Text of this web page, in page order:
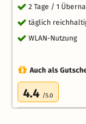
2 Tage / 1
täglich
WLAN-Nutzung
Auch als
4.4 /5.0